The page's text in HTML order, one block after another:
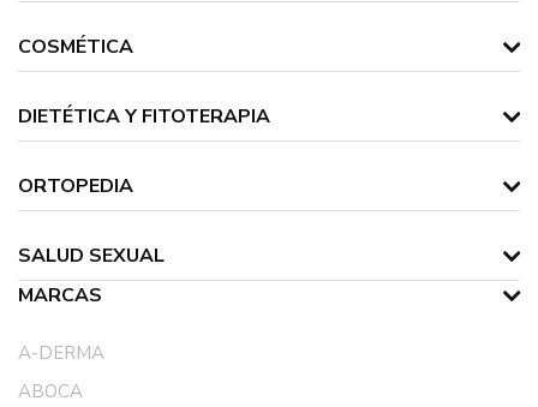
COSMÉTICA
DIETÉTICA Y FITOTERAPIA
ORTOPEDIA
SALUD SEXUAL
MARCAS
A-DERMA
ABOCA